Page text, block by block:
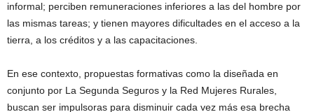
informal; perciben remuneraciones inferiores a las del hombre por
las mismas tareas; y tienen mayores dificultades en el acceso a la
tierra, a los créditos y a las capacitaciones.
En ese contexto, propuestas formativas como la diseñada en
conjunto por La Segunda Seguros y la Red Mujeres Rurales,
buscan ser impulsoras para disminuir cada vez más esa brecha